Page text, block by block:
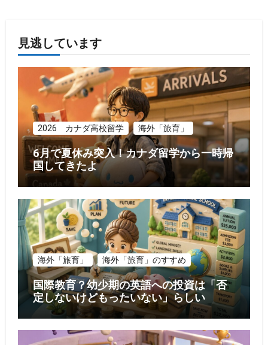
見逃しています
2026 カナダ高校留学 海外「旅育」
6月で夏休み突入！カナダ留学から一時帰
国してきたよ
海外「旅育」 海外「旅育」のすすめ
国際教育？幼少期の英語への投資は「否
定しないけどもったいない」らしい